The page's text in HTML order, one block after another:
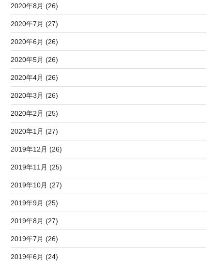
2020年8月 (26)
2020年7月 (27)
2020年6月 (26)
2020年5月 (26)
2020年4月 (26)
2020年3月 (26)
2020年2月 (25)
2020年1月 (27)
2019年12月 (26)
2019年11月 (25)
2019年10月 (27)
2019年9月 (25)
2019年8月 (27)
2019年7月 (26)
2019年6月 (24)